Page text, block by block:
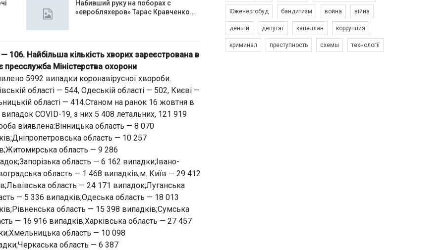
Набивший руку на поборах с
«евробляхеров» Тарас Кравченко…
106. Найбільша кількість хворих зареєстрована в
пресслужба Міністерства охорони
5992 випадки коронавірусної хвороби.
області — 544, Одеській області — 502, Києві —
області — 414.Станом на ранок 16 жовтня в
COVID-19, з них 5 408 летальних, 121 919
виявлена:Вінницька область — 8 070
область — 10 257
область — 9 286
область — 6 162 випадки;Івано-
область — 1 468 випадків;м. Київ — 29 412
область — 24 171 випадок;Луганська
— 5 336 випадків;Одеська область — 18 013
область — 15 398 випадків;Сумська
— 16 916 випадків;Харківська область — 27 457
область — 10 098
область — 6 387
Юженергобуд бандитизм война війна
деньги депутат капеллан коррупция
криминал преступность схемы технології